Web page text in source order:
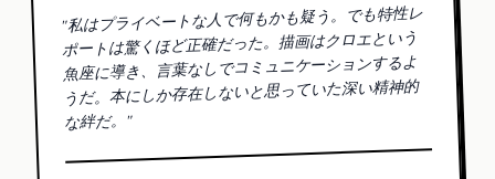
"私はプライベートな人で何もかも疑う。でも特性レ
ポートは驚くほど正確だった。描画はクロエという
魚座に導き、言葉なしでコミュニケーションするよ
うだ。本にしか存在しないと思っていた深い精神的
な絆だ。 "